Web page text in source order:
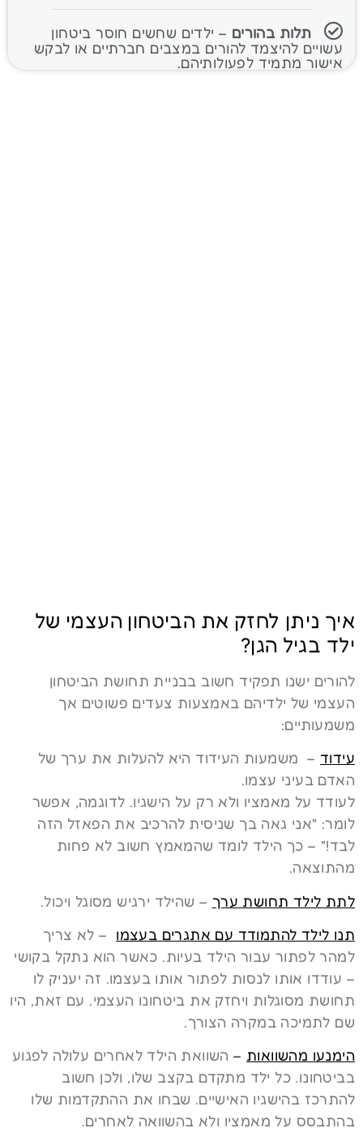
תלות בהורים – ילדים שחשים חוסר ביטחון
עשויים להיצמד להורים במצבים חברתיים או לבקש
אישור מתמיד לפעולותיהם.
איך ניתן לחזק את הביטחון העצמי של
ילד בגיל הגן?
להורים ישנו תפקיד חשוב בבניית תחושת הביטחון
העצמי של ילדיהם באמצעות צעדים פשוטים אך
משמעותיים:
עידוד – משמעות העידוד היא להעלות את ערך של
האדם בעיני עצמו.
לעודד על מאמציו ולא רק על הישגיו. לדוגמה, אפשר
לומר: "אני גאה בך שניסית להרכיב את הפאזל הזה
לבד!" – כך הילד לומד שהמאמץ חשוב לא פחות
מהתוצאה.
לתת לילד תחושת ערך – שהילד ירגיש מסוגל ויכול.
תנו לילד להתמודד עם אתגרים בעצמו – לא צריך
למהר לפתור עבור הילד בעיות. כאשר הוא נתקל בקושי
– עודדו אותו לנסות לפתור אותו בעצמו. זה יעניק לו
תחושת מסוגלות ויחזק את ביטחונו העצמי. עם זאת, היו
שם לתמיכה במקרה הצורך.
הימנעו מהשוואות –השוואת הילד לאחרים עלולה לפגוע
בביטחונו. כל ילד מתקדם בקצב שלו, ולכן חשוב
להתרכז בהישגיו האישיים. שבחו את ההתקדמות שלו
בהתבסס על מאמציו ולא בהשוואה לאחרים.